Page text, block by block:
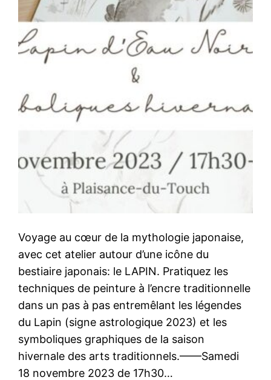
Voyage au cœur de la mythologie japonaise,
avec cet atelier autour d’une icône du
bestiaire japonais: le LAPIN. Pratiquez les
techniques de peinture à l’encre traditionnelle
dans un pas à pas entremêlant les légendes
du Lapin (signe astrologique 2023) et les
symboliques graphiques de la saison
hivernale des arts traditionnels.——Samedi
18 novembre 2023 de 17h30…